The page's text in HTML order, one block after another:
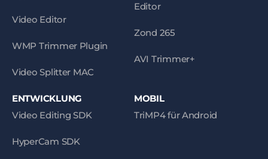
Video Editor
WMP Trimmer Plugin
Video Splitter MAC
Editor
Zond 265
AVI Trimmer+
ENTWICKLUNG
Video Editing SDK
HyperCam SDK
MOBIL
TriMP4 für Android